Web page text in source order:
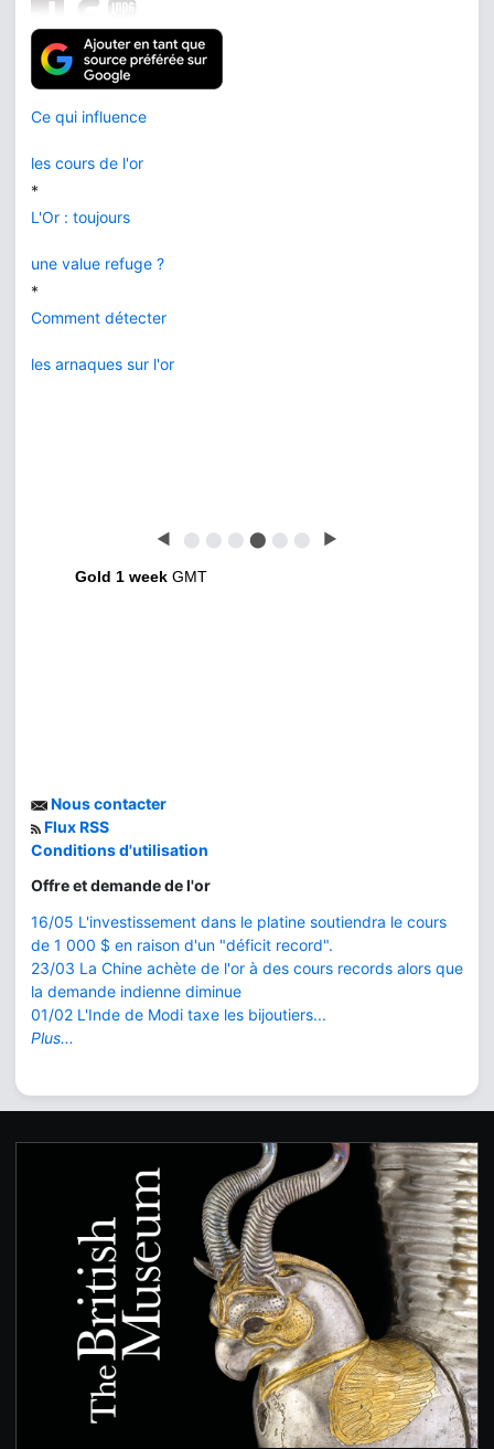
Nos applications :
◀ ⬤ ⬤ ⬤ ⬤ ⬤ ⬤ ▶
Gold 1 week GMT
Nous contacter
Flux RSS
Conditions d'utilisation
Offre et demande de l'or
16/05 L'investissement dans le platine soutiendra le cours
de 1 000 $ en raison d'un "déficit record".
23/03 La Chine achète de l'or à des cours records alors que
la demande indienne diminue
01/02 L'Inde de Modi taxe les bijoutiers...
Plus...